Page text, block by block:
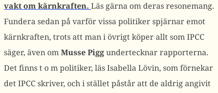
vakt om kärnkraften. Läs gärna om deras resonemang.
Fundera sedan på varför vissa politiker spjärnar emot
kärnkraften, trots att man i övrigt köper allt som IPCC
säger, även omMusse Piggundertecknar rapporterna.
Det finns t o m politiker, läs Isabella Lövin, som förnekar
det IPCC skriver, och i stället påstår att de aldrig angivit